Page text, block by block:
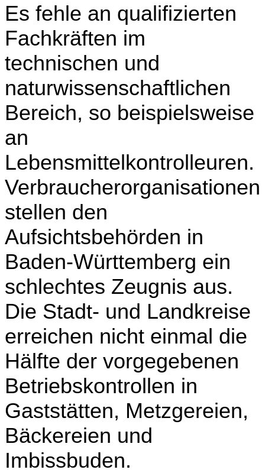
Es fehle an qualifizierten
Fachkräften im
technischen und
naturwissenschaftlichen
Bereich, so beispielsweise
an
Lebensmittelkontrolleuren.
Verbraucherorganisationen
stellen den
Aufsichtsbehörden in
Baden-Württemberg ein
schlechtes Zeugnis aus.
Die Stadt- und Landkreise
erreichen nicht einmal die
Hälfte der vorgegebenen
Betriebskontrollen in
Gaststätten, Metzgereien,
Bäckereien und
Imbissbuden.